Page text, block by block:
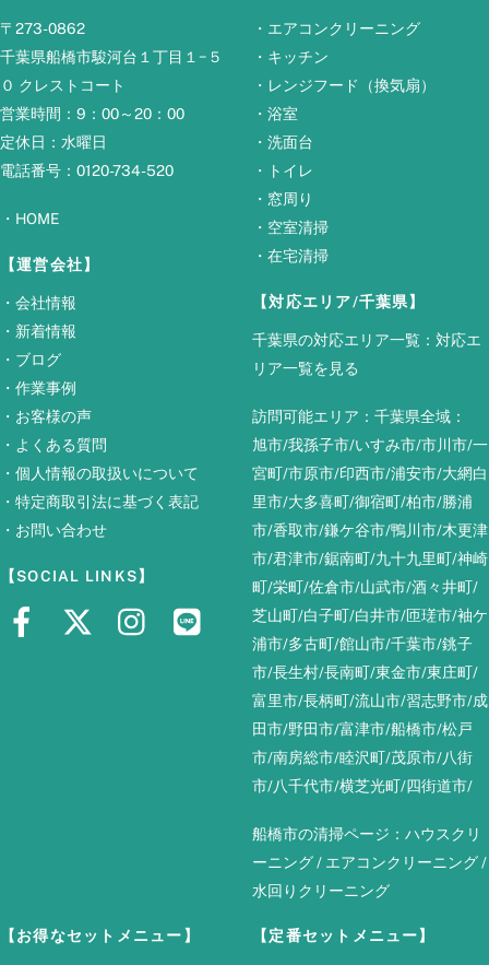
Top
〒273-0862
千葉県船橋市駿河台１丁目１−５
０ クレストコート
営業時間：9：00～20：00
定休日：水曜日
電話番号：0120-734-520
・ HOME
【運営会社】
・ 会社情報
・ 新着情報
・ ブログ
・ 作業事例
・ お客様の声
・ よくある質問
・ 個人情報の取扱いについて
・ 特定商取引法に基づく表記
・ お問い合わせ
【SOCIAL LINKS】
・ エアコンクリーニング
・ キッチン
・ レンジフード（換気扇）
・浴室
・洗面台
・
トイレ
・ 窓周り
・ 空室清掃
・在宅清掃
【対応エリア/千葉県】
千葉県の対応エリア一覧：対応エ
リア一覧を見る
訪問可能エリア：千葉県全域：
旭市/我孫子市/いすみ市/市川市/一
宮町/市原市/印西市/浦安市/大網白
里市/大多喜町/御宿町/柏市/勝浦
市/香取市/鎌ケ谷市/鴨川市/木更津
市/君津市/鋸南町/九十九里町/神崎
町/栄町/佐倉市/山武市/酒々井町/
芝山町/白子町/白井市/匝瑳市/袖ケ
浦市/多古町/館山市/千葉市/銚子
市/長生村/長南町/東金市/東庄町/
富里市/長柄町/流山市/習志野市/成
田市/野田市/富津市/船橋市/松戸
市/南房総市/睦沢町/茂原市/八街
市/八千代市/横芝光町/四街道市/
船橋市の清掃ページ：ハウスクリ
ーニング/ エアコンクリーニング/
水回りクリーニング
【お得なセットメニュー】 【定番セットメニュー】